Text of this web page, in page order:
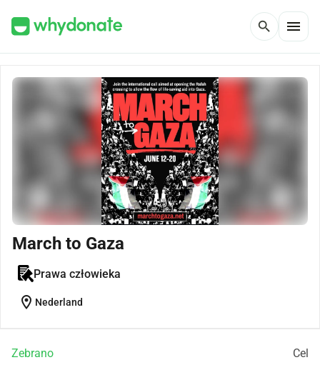
search menu
March to Gaza
Prawa człowieka
location_on Nederland
Zebrano Cel